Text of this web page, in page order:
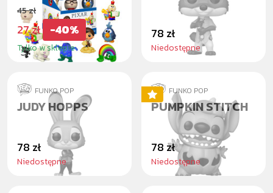
45 zł
27 zł -40%
Tylko w sklepie
78 zł
Niedostępne
FUNKO POP
JUDY HOPPS
78 zł
Niedostępne
FUNKO POP
PUMPKIN STITCH
78 zł
Niedostępne